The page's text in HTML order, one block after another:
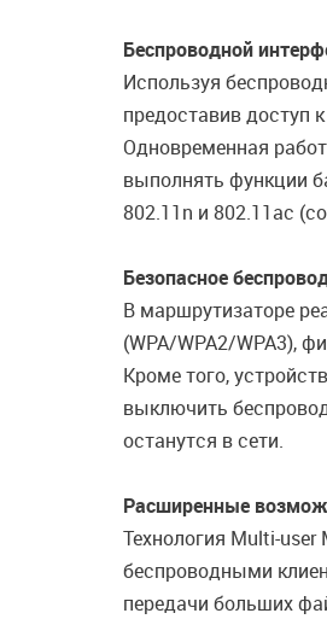
Беспроводной
Используя
предоставив доступ
Одновременная
выполнять функции
802.11n и 802.11ac
Безопасное
В маршрутизаторе
(WPA/WPA2/WPA3),
Кроме того,
выключить
останутся в сети.
Расширенные
Технология Multi-
беспроводными
передачи больших